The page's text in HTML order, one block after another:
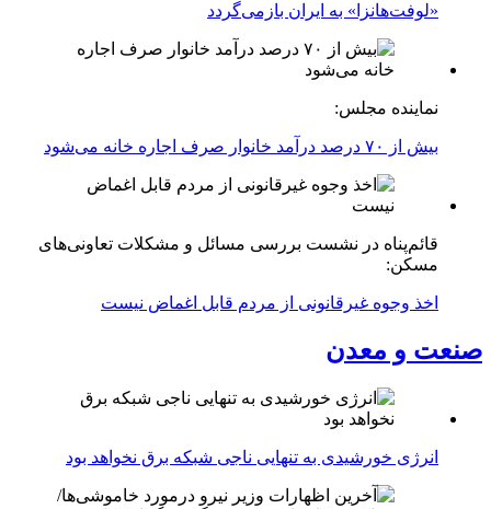
«لوفت‌هانزا» به ایران بازمی‌گردد
نماینده مجلس:
بیش از ۷۰ درصد درآمد خانوار صرف اجاره خانه می‌شود
قائم‌پناه در نشست بررسی مسائل و مشکلات تعاونی‌های
مسکن:
اخذ وجوه غیرقانونی از مردم قابل اغماض نیست
صنعت و معدن
انرژی خورشیدی به تنهایی ناجی شبکه برق نخواهد بود